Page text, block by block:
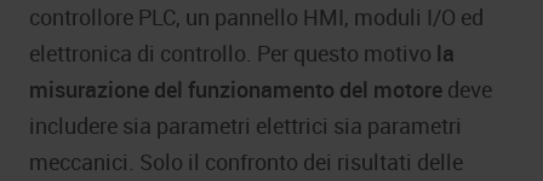
controllore PLC, un pannello HMI, moduli I/O ed
elettronica di controllo. Per questo motivo la
misurazione del funzionamento del motore deve
includere sia parametri elettrici sia parametri
meccanici. Solo il confronto dei risultati delle